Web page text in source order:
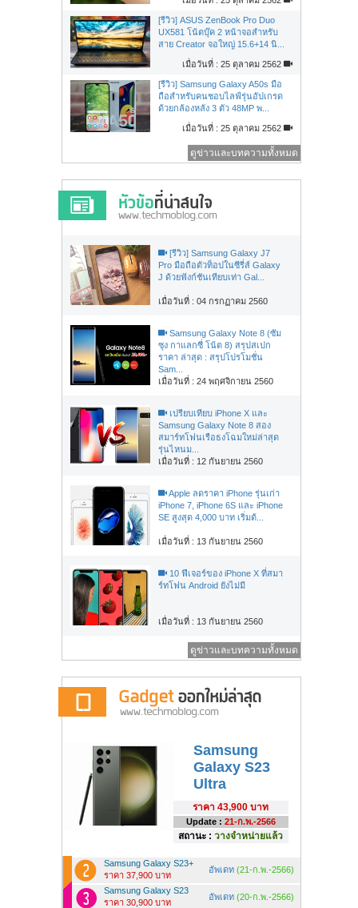
[รีวิว] ASUS ZenBook Pro Duo
UX581 โน้ตบุ๊ค 2 หน้าจอสำหรับ
สาย Creator จอใหญ่ 15.6+14 นิ...
เมื่อวันที่ : 25 ตุลาคม 2562
[รีวิว] Samsung Galaxy A50s มือ
ถือสำหรับคนชอบไลฟ์รุ่นอัปเกรด
ด้วยกล้องหลัง 3 ตัว 48MP พ...
เมื่อวันที่ : 25 ตุลาคม 2562
ดูข่าวและบทความทั้งหมด
[รีวิว] Samsung Galaxy J7
Pro มือถือตัวท็อปในซีรี่ส์ Galaxy
J ด้วยฟังก์ชันเทียบเท่า Gal...
เมื่อวันที่ : 04 กรกฏาคม 2560
Samsung Galaxy Note 8 (ซัม
ซุง กาแลกซี่ โน้ต 8) สรุปสเปก
ราคา ล่าสุด : สรุปโปรโมชั่น
Sam...
เมื่อวันที่ : 24 พฤศจิกายน 2560
เปรียบเทียบ iPhone X และ
Samsung Galaxy Note 8 สอง
สมาร์ทโฟนเรือธงโฉมใหม่ล่าสุด
รุ่นไหนม...
เมื่อวันที่ : 12 กันยายน 2560
Apple ลดราคา iPhone รุ่นเก่า
iPhone 7, iPhone 6S และ iPhone
SE สูงสุด 4,000 บาท เริ่มต้...
เมื่อวันที่ : 13 กันยายน 2560
10 ฟีเจอร์ของ iPhone X ที่สมา
ร์ทโฟน Android ยังไม่มี
เมื่อวันที่ : 13 กันยายน 2560
ดูข่าวและบทความทั้งหมด
Samsung
Galaxy S23
Ultra
ราคา 43,900 บาท
Update : 21-ก.พ.-2566
สถานะ : วางจำหน่ายแล้ว
Samsung Galaxy S23+
ราคา 37,900 บาท
อัพเดท (21-ก.พ.-2566)
Samsung Galaxy S23
ราคา 30,900 บาท
อัพเดท (20-ก.พ.-2566)